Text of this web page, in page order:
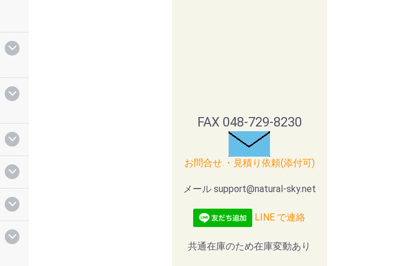
FAX 048-729-8230
お問合せ.・見積り依頼(添付可)
メール support@natural-sky.net
LINE で連絡
共通在庫のため在庫変動あり